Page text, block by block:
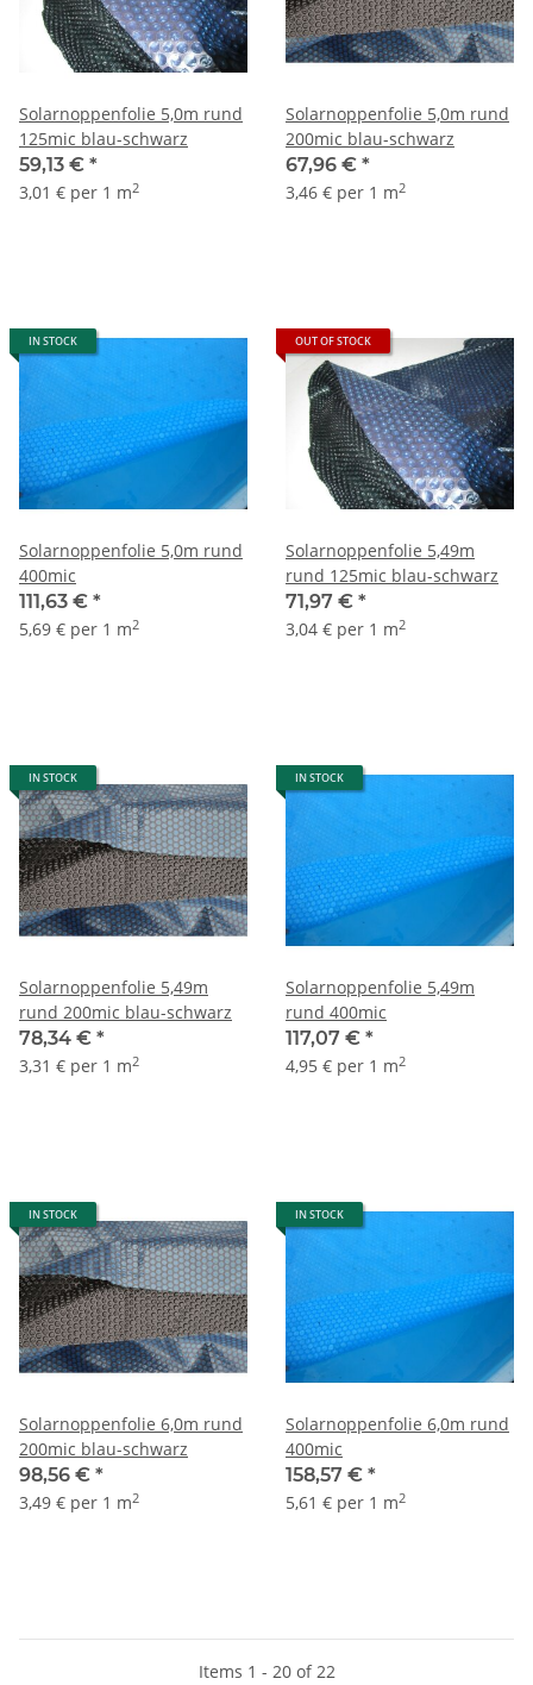
Solarnoppenfolie 5,0m rund
125mic blau-schwarz
59,13 € *
3,01 € per 1 m2
Solarnoppenfolie 5,0m rund
200mic blau-schwarz
67,96 € *
3,46 € per 1 m2
IN STOCK
Solarnoppenfolie 5,0m rund
400mic
111,63 € *
5,69 € per 1 m2
OUT OF STOCK
Solarnoppenfolie 5,49m
rund 125mic blau-schwarz
71,97 € *
3,04 € per 1 m2
IN STOCK
Solarnoppenfolie 5,49m
rund 200mic blau-schwarz
78,34 € *
3,31 € per 1 m2
IN STOCK
Solarnoppenfolie 5,49m
rund 400mic
117,07 € *
4,95 € per 1 m2
IN STOCK
Solarnoppenfolie 6,0m rund
200mic blau-schwarz
98,56 € *
3,49 € per 1 m2
IN STOCK
Solarnoppenfolie 6,0m rund
400mic
158,57 € *
5,61 € per 1 m2
Items 1 - 20 of 22